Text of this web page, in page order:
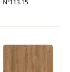
N°113.15